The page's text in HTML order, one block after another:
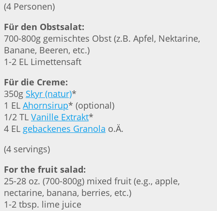
(4 Personen)
Für den Obstsalat:
700-800g gemischtes Obst (z.B. Apfel, Nektarine,
Banane, Beeren, etc.)
1-2 EL Limettensaft
Für die Creme:
350g Skyr (natur)*
1 EL Ahornsirup* (optional)
1/2 TL Vanille Extrakt*
4 EL gebackenes Granola o.Ä.
(4 servings)
For the fruit salad:
25-28 oz. (700-800g) mixed fruit (e.g., apple,
nectarine, banana, berries, etc.)
1-2 tbsp. lime juice